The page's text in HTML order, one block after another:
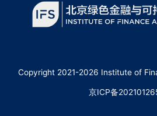
Copyright 2021-2026 Institute of
京ICP备